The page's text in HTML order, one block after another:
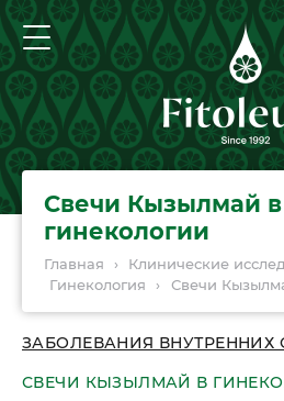
Главная › Клинические
Гинекология
› Свечи
Свечи Кызылмай в
гинекологии
ЗАБОЛЕВАНИЯ ВНУТРЕННИХ
СВЕЧИ КЫЗЫЛМАЙ В